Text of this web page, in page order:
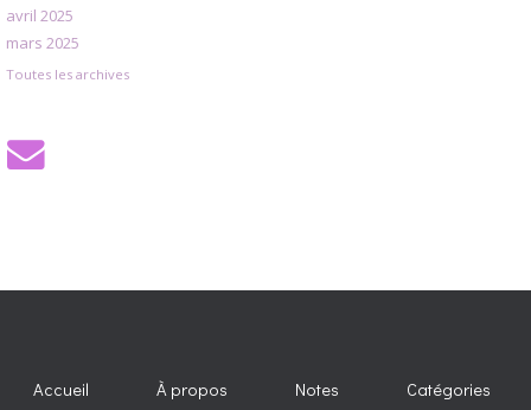
avril 2025
mars 2025
Toutes les archives
Accueil À propos Notes Catégories